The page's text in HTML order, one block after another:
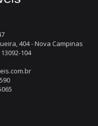
404 - Nova Campinas
104